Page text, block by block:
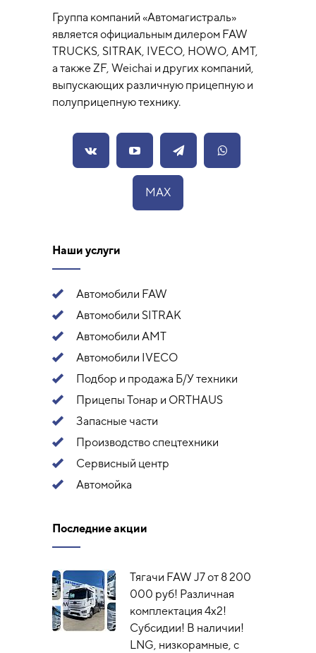
Группа компаний «Автомагистраль»
является официальным дилером FAW
TRUCKS, SITRAK, IVECO, HOWO, AMT,
а также ZF, Weichai и других компаний,
выпускающих различную прицепную и
полуприцепную технику.
MAX
Наши услуги
Автомобили FAW
Автомобили SITRAK
Автомобили АМТ
Автомобили IVECO
Подбор и продажа Б/У техники
Прицепы Тонар и ORTHAUS
Запасные части
Производство спецтехники
Сервисный центр
Автомойка
Последние акции
Тягачи FAW J7 от 8 200
000 руб! Различная
комплектация 4х2!
Субсидии! В наличии!
LNG, низкорамные, с